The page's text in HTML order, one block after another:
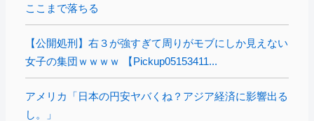
ここまで落ちる
【公開処刑】右３が強すぎて周りがモブにしか見えない
女子の集団ｗｗｗｗ 【Pickup05153411...
アメリカ「日本の円安ヤバくね？アジア経済に影響出る
し。」